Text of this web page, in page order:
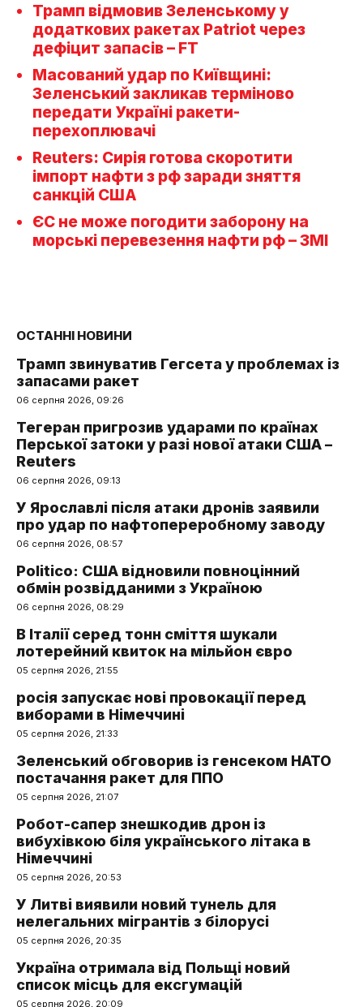
Трамп відмовив Зеленському у
додаткових ракетах Patriot через
дефіцит запасів – FT
Масований удар по Київщині:
Зеленський закликав терміново
передати Україні ракети-
перехоплювачі
Reuters: Сирія готова скоротити
імпорт нафти з рф заради зняття
санкцій США
ЄС не може погодити заборону на
морські перевезення нафти рф – ЗМІ
ОСТАННІ НОВИНИ
Трамп звинуватив Гегсета у проблемах із
запасами ракет
06 серпня 2026, 09:26
Тегеран пригрозив ударами по країнах
Перської затоки у разі нової атаки США –
Reuters
06 серпня 2026, 09:13
У Ярославлі після атаки дронів заявили
про удар по нафтопереробному заводу
06 серпня 2026, 08:57
Politico: США відновили повноцінний
обмін розвідданими з Україною
06 серпня 2026, 08:29
В Італії серед тонн сміття шукали
лотерейний квиток на мільйон євро
05 серпня 2026, 21:55
росія запускає нові провокації перед
виборами в Німеччині
05 серпня 2026, 21:33
Зеленський обговорив із генсеком НАТО
постачання ракет для ППО
05 серпня 2026, 21:07
Робот-сапер знешкодив дрон із
вибухівкою біля українського літака в
Німеччині
05 серпня 2026, 20:53
У Литві виявили новий тунель для
нелегальних мігрантів з білорусі
05 серпня 2026, 20:35
Україна отримала від Польщі новий
список місць для ексгумацій
05 серпня 2026, 20:09